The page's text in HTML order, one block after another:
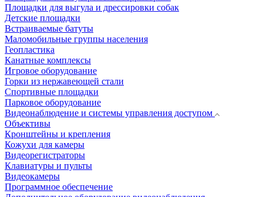
Площадки для выгула и дрессировки собак
Детские площадки
Встраиваемые батуты
Маломобильные группы населения
Геопластика
Канатные комплексы
Игровое оборудование
Горки из нержавеющей стали
Спортивные площадки
Парковое оборудование
Видеонаблюдение и системы управления доступом
Объективы
Кронштейны и крепления
Кожухи для камеры
Видеорегистраторы
Клавиатуры и пульты
Видеокамеры
Программное обеспечение